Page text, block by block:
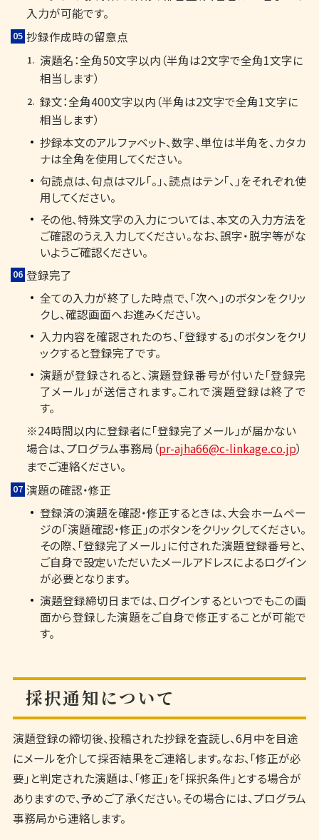
入力が可能です。
抄録作成時の留意点
演題名：全角50文字以内（半角は2文字で全角1文字に
相当します）
録文：全角400文字以内（半角は2文字で全角1文字に
相当します）
抄録本文のアルファベット、数字、単位は半角を、カタカ
ナは全角を使用してください。
句読点は、句点はマル「。」、読点はテン「、」をそれぞれ使
用してください。
その他、特殊文字の入力については、本文の入力方法を
ご確認のうえ入力してください。なお、誤字・脱字等がな
いようご確認ください。
登録完了
全ての入力が終了した時点で、「次へ」のボタンをクリッ
クし、確認画面へお進みください。
入力内容を確認されたのち、「登録する」のボタンをクリ
ックすると登録完了です。
演題が登録されると、演題登録番号が付いた「登録完
了メール」が送信されます。これで演題登録は終了で
す。
※24時間以内に登録者に「登録完了メール」が届かない
場合は、プログラム事務局（pr-ajha66@c-linkage.co.jp）
までご連絡ください。
演題の確認・修正
登録済の演題を確認・修正するときは、大会ホームペー
ジの「演題確認・修正」のボタンをクリックしてください。
その際、「登録完了メール」に付された演題登録番号と、
ご自身で設定いただいたメールアドレスによるログイン
が必要となります。
演題登録締切日までは、ログインするといつでもこの画
面から登録した演題をご自身で修正することが可能で
す。
採択通知について
演題登録の締切後、投稿された抄録を査読し、6月中を目途
にメールを介して採否結果をご連絡します。なお、「修正が必
要」と判定された演題は、「修正」を「採択条件」とする場合が
ありますので、予めご了承ください。その場合には、プログラム
事務局から連絡します。